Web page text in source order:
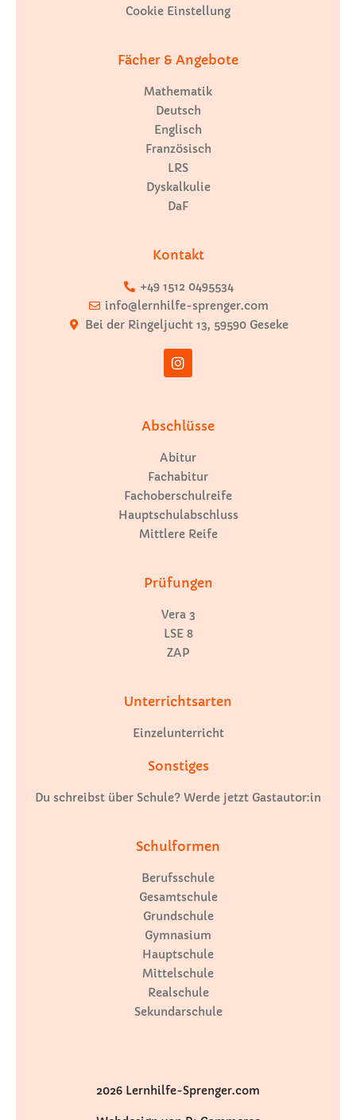
Cookie Einstellung
Fächer & Angebote
Mathematik
Deutsch
Englisch
Französisch
LRS
Dyskalkulie
DaF
Kontakt
+49 1512 0495534
info@lernhilfe-sprenger.com
Bei der Ringeljucht 13, 59590 Geseke
Abschlüsse
Abitur
Fachabitur
Fachoberschulreife
Hauptschulabschluss
Mittlere Reife
Prüfungen
Vera 3
LSE 8
ZAP
Unterrichtsarten
Einzelunterricht
Sonstiges
Du schreibst über Schule? Werde jetzt Gastautor:in
Schulformen
Berufsschule
Gesamtschule
Grundschule
Gymnasium
Hauptschule
Mittelschule
Realschule
Sekundarschule
2026 Lernhilfe-Sprenger.com